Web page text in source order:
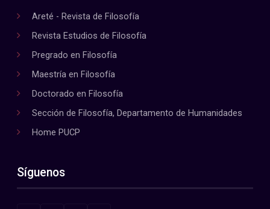
Areté - Revista de Filosofía
Revista Estudios de Filosofía
Pregrado en Filosofía
Maestría en Filosofía
Doctorado en Filosofía
Sección de Filosofía, Departamento de Humanidades
Home PUCP
Síguenos